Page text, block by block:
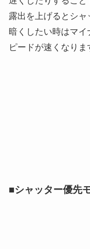
露出を上げるとシャ
暗くしたい時はマ
ピードが速くなりま
■シャッター優先